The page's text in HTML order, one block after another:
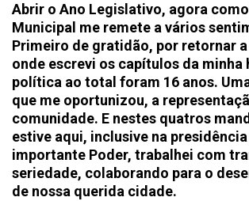
Abrir o Ano Legislativo, agora
Municipal me remete a vários
Primeiro de gratidão, por retornar a
onde escrevi os capítulos da minha
política ao total foram 16 anos.
que me oportunizou, a
comunidade. E nestes quatros
estive aqui, inclusive na
importante Poder, trabalhei com
seriedade, colaborando para o
de nossa querida cidade.